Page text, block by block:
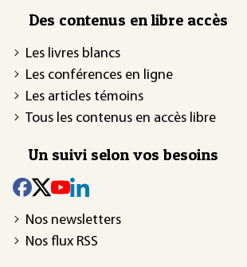
Des contenus en libre accès
Les livres blancs
Les conférences en ligne
Les articles témoins
Tous les contenus en accès libre
Un suivi selon vos besoins
Nos newsletters
Nos flux RSS